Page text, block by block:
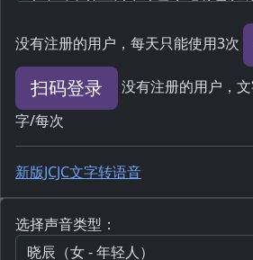
没有注册的用户，每天只能使用3次
扫码登录
没有注册的用户，
字/每次
新版JCJC文字转语音
选择声音类型：